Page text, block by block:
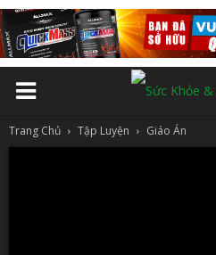
Trang Chủ Tập Luyện Giáo Án